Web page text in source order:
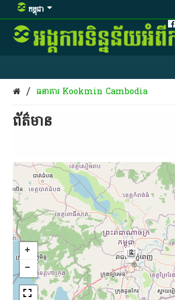
កម្ពុជា
/ ​ធនាគារ​ Kookmin​ Cambodia
ព័ត៌មាន​
2